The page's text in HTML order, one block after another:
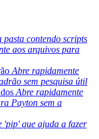
pasta contendo scripts
aos arquivos para
Abre rapidamente
sem pesquisa útil
Abre rapidamente
Payton sem a
'pip' que ajuda a fazer